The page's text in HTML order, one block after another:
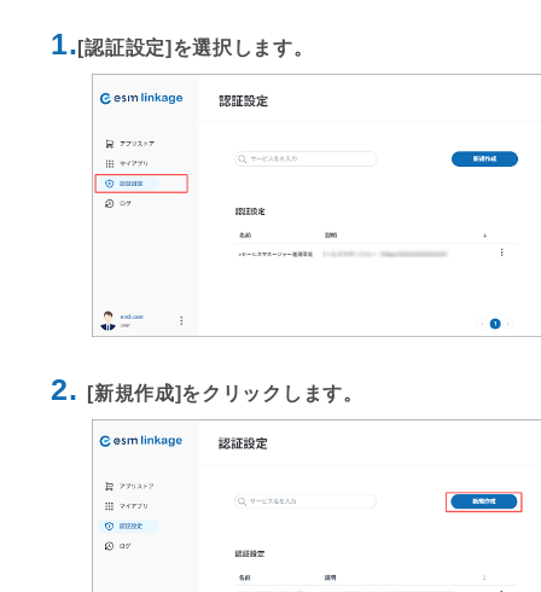
1. [認証設定]を選択します。
2. [新規作成]をクリックします。